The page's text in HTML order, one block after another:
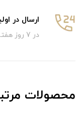
ارسال در
در 7 روز هفته
محصولات